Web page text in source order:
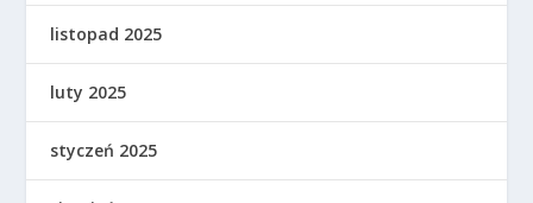
listopad 2025
luty 2025
styczeń 2025